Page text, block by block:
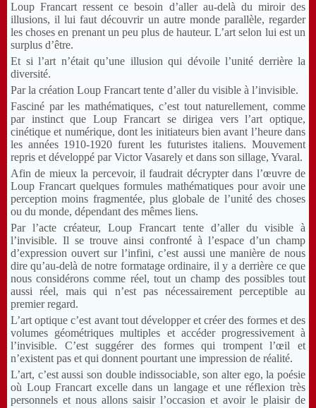
Loup Francart ressent ce besoin d’aller au-delà du miroir des
illusions, il lui faut découvrir un autre monde parallèle, regarder
les choses en prenant un peu plus de hauteur. L’art selon lui est un
surplus d’être.
Et si l’art n’était qu’une illusion qui dévoile l’unité derrière la
diversité.
Par la création Loup Francart tente d’aller du visible à l’invisible.
Fasciné par les mathématiques, c’est tout naturellement, comme
par instinct que Loup Francart se dirigea vers l’art optique,
cinétique et numérique, dont les initiateurs bien avant l’heure dans
les années 1910-1920 furent les futuristes italiens. Mouvement
repris et développé par Victor Vasarely et dans son sillage, Yvaral.
Afin de mieux la percevoir, il faudrait décrypter dans l’œuvre de
Loup Francart quelques formules mathématiques pour avoir une
perception moins fragmentée, plus globale de l’unité des choses
ou du monde, dépendant des mêmes liens.
Par l’acte créateur, Loup Francart tente d’aller du visible à
l’invisible. Il se trouve ainsi confronté à l’espace d’un champ
d’expression ouvert sur l’infini, c’est aussi une manière de nous
dire qu’au-delà de notre formatage ordinaire, il y a derrière ce que
nous considérons comme réel, tout un champ des possibles tout
aussi réel, mais qui n’est pas nécessairement perceptible au
premier regard.
L’art optique c’est avant tout développer et créer des formes et des
volumes géométriques multiples et accéder progressivement à
l’invisible. C’est suggérer des formes qui trompent l’œil et
n’existent pas et qui donnent pourtant une impression de réalité.
L’art, c’est aussi son double indissociable, son alter ego, la poésie
où Loup Francart excelle dans un langage et une réflexion très
personnels et nous allons saisir l’occasion et avoir le plaisir de